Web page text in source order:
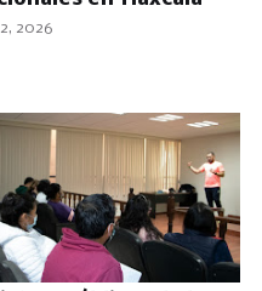
2026